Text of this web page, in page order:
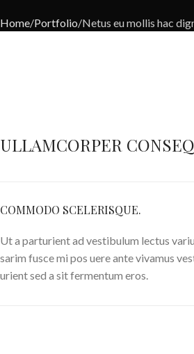
Home Portfolio Netus eu mollis hac
ULLAMCORPER
COMMODO SCELERISQUE.
Ut a parturient ad vestibulum lectus
sarim fusce mi pos uere ante vivamus
urient sed a sit fermentum eros.